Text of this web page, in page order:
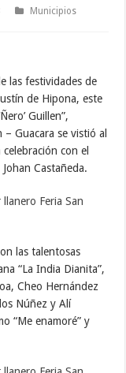
Municipios
las festividades de
de Hipona, este
Guillen”,
– Guacara se vistió al
con el
Castañeda.
las talentosas
“La India Dianita”,
Cheo Hernández
Núñez y Alí
“Me enamoré” y